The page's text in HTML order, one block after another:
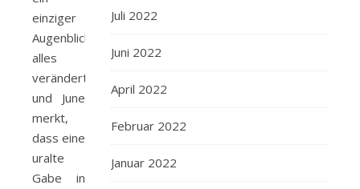
einziger
Augenblick
alles
verändert
und June
merkt,
dass eine
uralte
Gabe in
Juli 2022
Juni 2022
April 2022
Februar 2022
Januar 2022